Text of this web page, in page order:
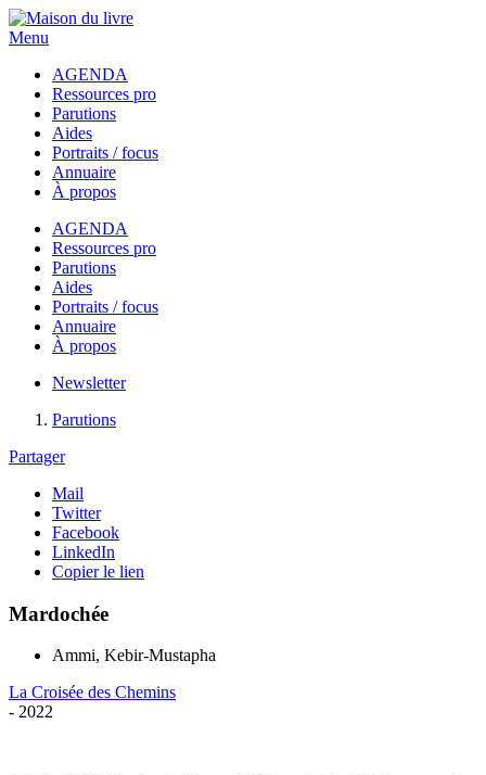
Menu
AGENDA
Ressources pro
Parutions
Aides
Portraits / focus
Annuaire
À propos
AGENDA
Ressources pro
Parutions
Aides
Portraits / focus
Annuaire
À propos
Newsletter
Parutions
Partager
Mail
Twitter
Facebook
LinkedIn
Copier le lien
Mardochée
Ammi, Kebir-Mustapha
La Croisée des Chemins
- 2022